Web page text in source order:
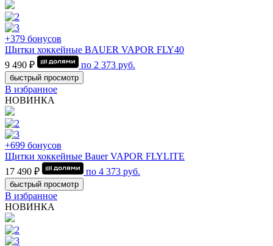
+379 бонусов
Щитки хоккейные BAUER VAPOR FLY40
9 490 ₽
по 2 373 руб.
быстрый просмотр
В избранное
НОВИНКА
+699 бонусов
Щитки хоккейные Bauer VAPOR FLYLITE
17 490 ₽
по 4 373 руб.
быстрый просмотр
В избранное
НОВИНКА